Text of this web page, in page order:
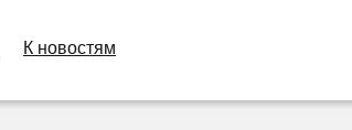
К новостям